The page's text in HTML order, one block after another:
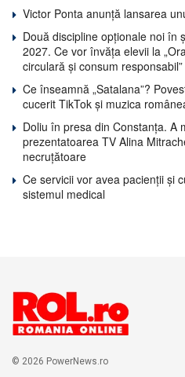
Victor Ponta anunță lansarea
Două discipline opționale noi în
2027. Ce vor învăța elevii la
circulară și consum responsabil”
Ce înseamnă „Satalana”?
cucerit TikTok și muzica
Doliu în presa din Constanța. A
prezentatoarea TV Alina
necruțătoare
Ce servicii vor avea pacienții și
sistemul medical
© 2026 PowerNews.ro